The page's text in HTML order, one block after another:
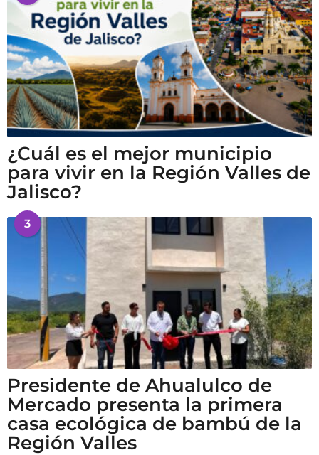
¿Cuál es el mejor municipio
para vivir en la Región Valles de
Jalisco?
3
Presidente de Ahualulco de
Mercado presenta la primera
casa ecológica de bambú de la
Región Valles